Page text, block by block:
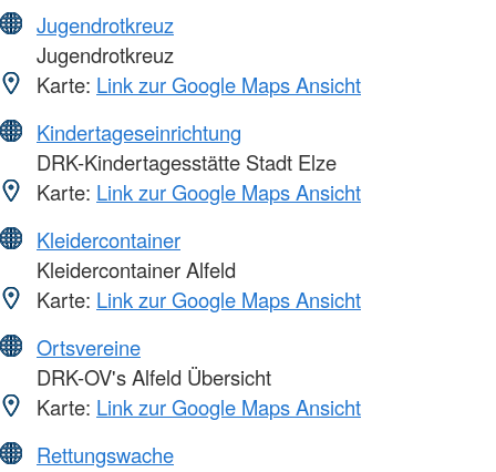
Jugendrotkreuz
Jugendrotkreuz
Karte: Link zur Google Maps Ansicht
Kindertageseinrichtung
DRK-Kindertagesstätte Stadt Elze
Karte: Link zur Google Maps Ansicht
Kleidercontainer
Kleidercontainer Alfeld
Karte: Link zur Google Maps Ansicht
Ortsvereine
DRK-OV's Alfeld Übersicht
Karte: Link zur Google Maps Ansicht
Rettungswache